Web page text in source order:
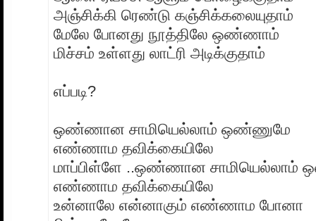
அஞ்சிக்கி ரெண்டு கஞ்சிக்கலையுதாம்
மேலே போனது நூத்திலே ஒண்ணாம்
மிச்சம் உள்ளது லாட்ரி அடிக்குதாம்
எப்படி?
ஒண்ணான சாமியெல்லாம் ஒண்ணுமே
எண்ணாம தவிக்கையிலே
மாப்பிள்ளே ..ஒண்ணான சாமியெல்லாம்
எண்ணாம தவிக்கையிலே
உன்னாலே என்னாகும் எண்ணாம போனா